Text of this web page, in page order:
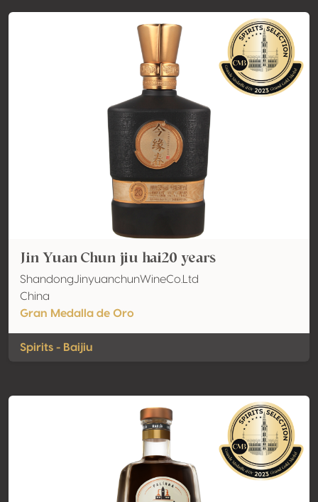
Jin Yuan Chun jiu hai20 years
ShandongJinyuanchunWineCo.Ltd
China
Gran Medalla de Oro
Spirits - Baijiu